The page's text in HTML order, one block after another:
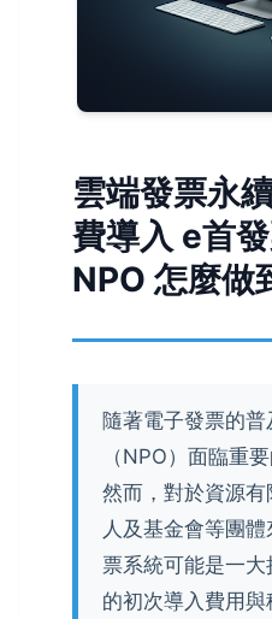
雲端發票永
費導入 e首
NPO 怎麼做
隨著電子發票的
（NPO）面臨重
然而，對於資源
人及基金會等團
票系統可能是一
的初次導入費用與